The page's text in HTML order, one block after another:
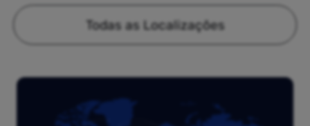
Todas as Localizações